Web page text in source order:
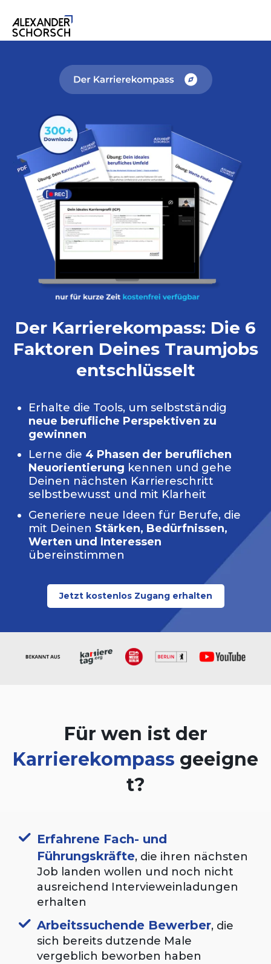
Der Karrierekompass: Die 6
Faktoren Deines Traumjobs
entschlüsselt
Erhalte die Tools, um selbstständig
neue berufliche Perspektiven zu
gewinnen
Lerne die 4 Phasen der beruflichen
Neuorientierung kennen und gehe
Deinen nächsten Karriereschritt
selbstbewusst und mit Klarheit
Generiere neue Ideen für Berufe, die
mit Deinen Stärken, Bedürfnissen,
Werten und Interessen
übereinstimmen
Jetzt kostenlos Zugang erhalten
Für wen ist der
Karrierekompass geeigne
t?
Erfahrene Fach- und
Führungskräfte, die ihren nächsten
Job landen wollen und noch nicht
ausreichend Intervieweinladungen
erhalten
Arbeitssuchende Bewerber, die
sich bereits dutzende Male
vergeblich beworben haben